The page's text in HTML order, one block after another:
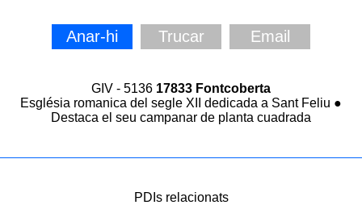
Anar-hi Trucar Email
GIV - 5136 17833 Fontcoberta
Església romanica del segle XII dedicada a Sant Feliu ●
Destaca el seu campanar de planta cuadrada
PDIs relacionats